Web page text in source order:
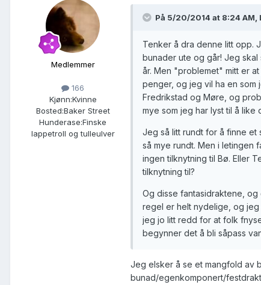
Medlemmer
166
Kjønn:Kvinne
Bosted:Baker Street
Hunderase:Finske
lappetroll og tulleulver
På 5/20/2014 at 8:24 AM,
Tenker å dra denne litt opp.
bunader ute og går! Jeg skal
år. Men "problemet" mitt er
penger, og jeg vil ha en som
Fredrikstad og Møre, og
mye som jeg har lyst til å
Jeg så litt rundt for å finne et
så mye rundt. Men i letingen
ingen tilknytning til Bø. Eller
tilknytning til?
Og disse fantasidraktene,
regel er helt nydelige, og jeg
jeg jo litt redd for at folk
begynner det å bli såpass
Jeg elsker å se et mangfold av
bunad/egenkomponert/